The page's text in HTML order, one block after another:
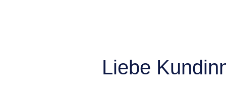
Liebe